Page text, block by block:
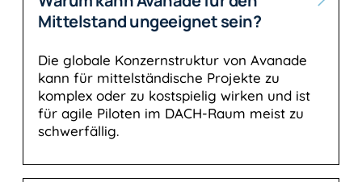
Mittelstand ungeeignet sein?
Die globale Konzernstruktur von Avanade
kann für mittelständische Projekte zu
komplex oder zu kostspielig wirken und ist
für agile Piloten im DACH-Raum meist zu
schwerfällig.